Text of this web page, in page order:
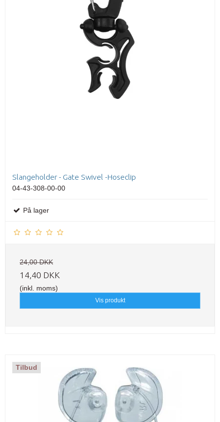
Slangeholder - Gate Swivel -Hoseclip
04-43-308-00-00
På lager
24,00 DKK
14,40 DKK
(inkl. moms)
Vis produkt
Tilbud